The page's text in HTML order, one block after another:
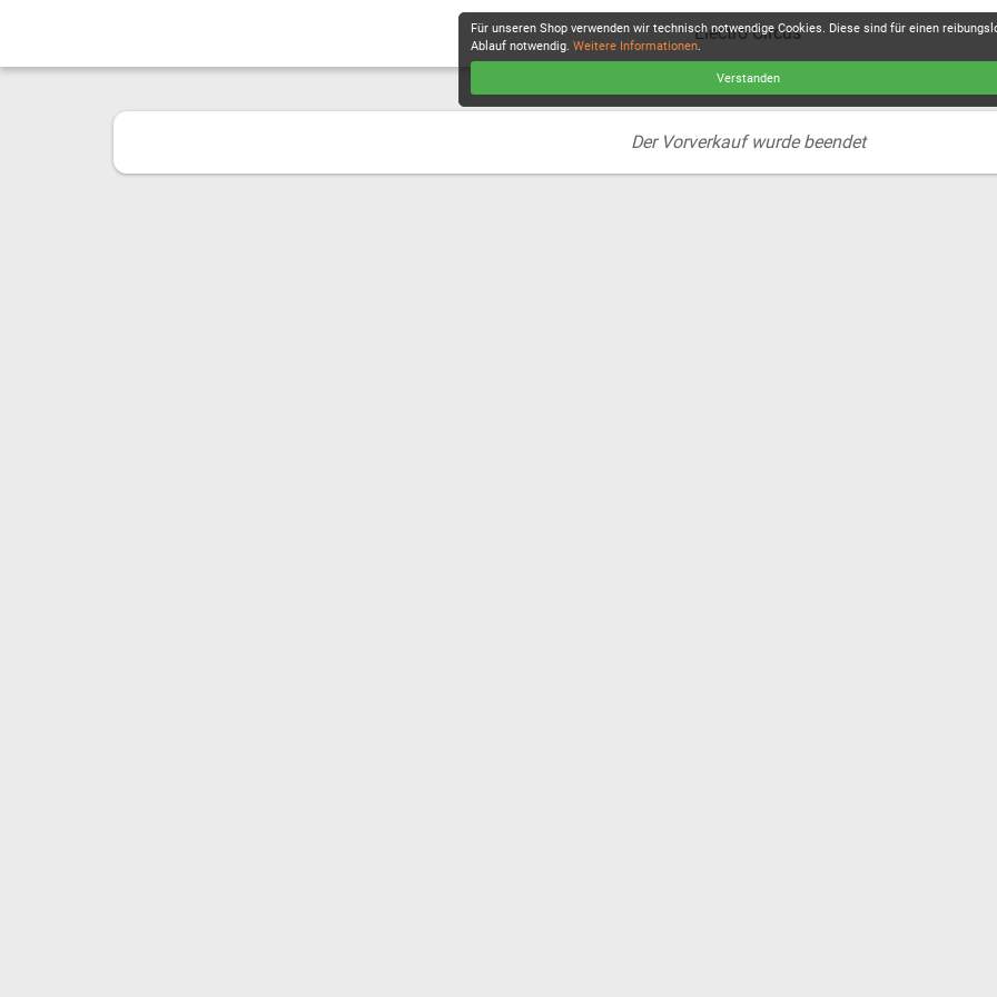
Electro Circus
Der Vorverkauf wurde beendet
Für unseren Shop verwenden wir technisch notwendige Cookies. Diese sind für einen
Ablauf notwendig. Weitere Informationen.
Verstanden